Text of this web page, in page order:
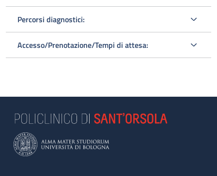
Percorsi diagnostici:
Accesso/Prenotazione/Tempi di attesa: